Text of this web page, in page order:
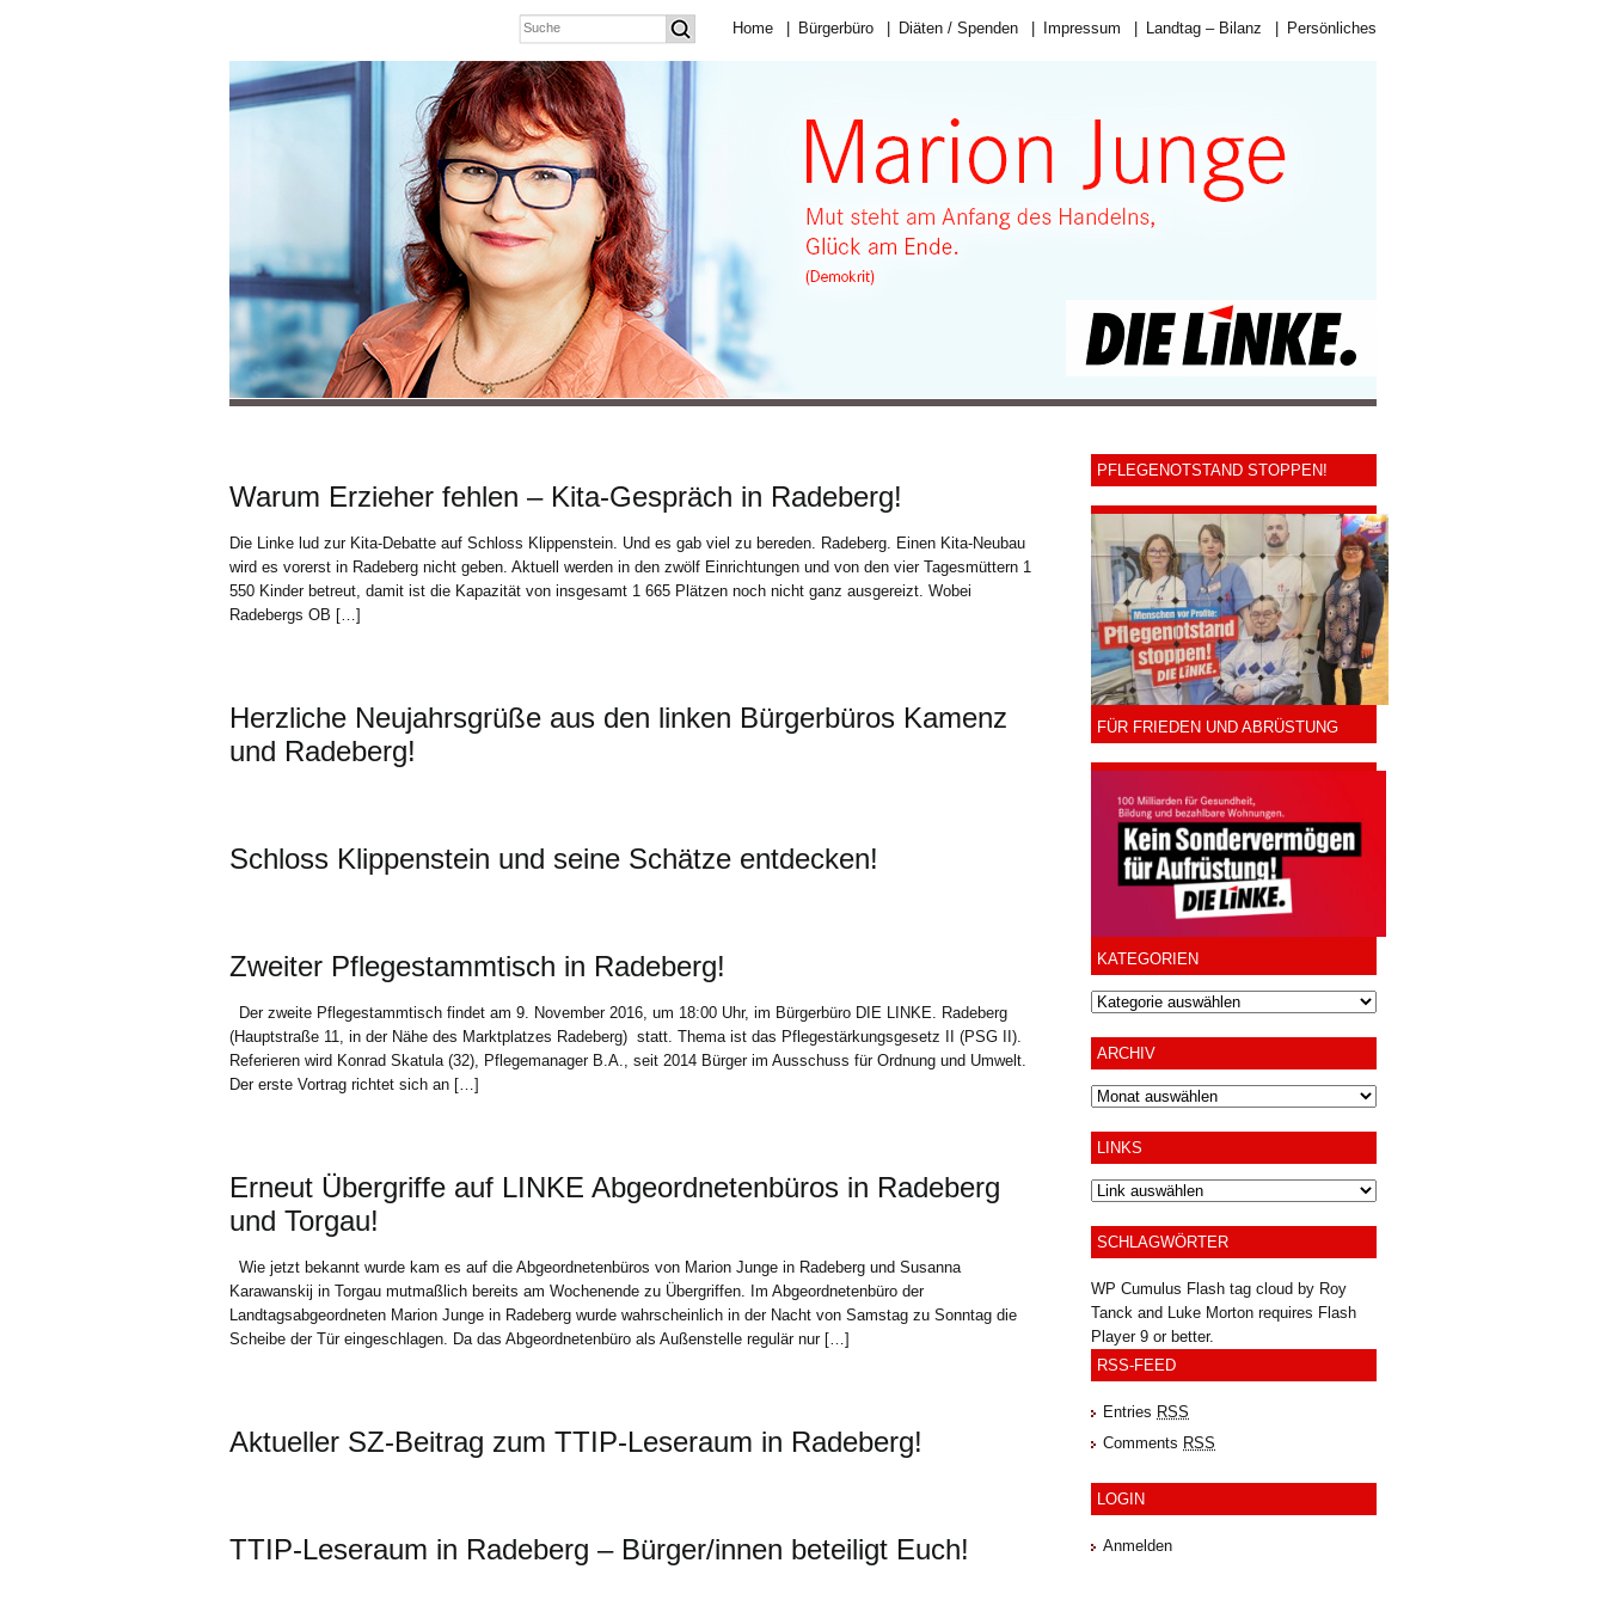
Home Bürgerbüro Diäten / Spenden Impressum Landtag – Bilanz Persönliches
Warum Erzieher fehlen – Kita-Gespräch in Radeberg!
Die Linke lud zur Kita-Debatte auf Schloss Klippenstein. Und es gab viel zu bereden. Radeberg. Einen Kita-Neubau
wird es vorerst in Radeberg nicht geben. Aktuell werden in den zwölf Einrichtungen und von den vier Tagesmüttern 1
550 Kinder betreut, damit ist die Kapazität von insgesamt 1 665 Plätzen noch nicht ganz ausgereizt. Wobei
Radebergs OB […]
Herzliche Neujahrsgrüße aus den linken Bürgerbüros Kamenz
und Radeberg!
Schloss Klippenstein und seine Schätze entdecken!
Zweiter Pflegestammtisch in Radeberg!
Der zweite Pflegestammtisch findet am 9. November 2016, um 18:00 Uhr, im Bürgerbüro DIE LINKE. Radeberg
(Hauptstraße 11, in der Nähe des Marktplatzes Radeberg) statt. Thema ist das Pflegestärkungsgesetz II (PSG II).
Referieren wird Konrad Skatula (32), Pflegemanager B.A., seit 2014 Bürger im Ausschuss für Ordnung und Umwelt.
Der erste Vortrag richtet sich an […]
Erneut Übergriffe auf LINKE Abgeordnetenbüros in Radeberg
und Torgau!
Wie jetzt bekannt wurde kam es auf die Abgeordnetenbüros von Marion Junge in Radeberg und Susanna
Karawanskij in Torgau mutmaßlich bereits am Wochenende zu Übergriffen. Im Abgeordnetenbüro der
Landtagsabgeordneten Marion Junge in Radeberg wurde wahrscheinlich in der Nacht von Samstag zu Sonntag die
Scheibe der Tür eingeschlagen. Da das Abgeordnetenbüro als Außenstelle regulär nur […]
Aktueller SZ-Beitrag zum TTIP-Leseraum in Radeberg!
TTIP-Leseraum in Radeberg – Bürger/innen beteiligt Euch!
PFLEGENOTSTAND STOPPEN!
FÜR FRIEDEN UND ABRÜSTUNG
KATEGORIEN
ARCHIV
Archiv
LINKS
SCHLAGWÖRTER
WP Cumulus Flash tag cloud by Roy
Tanck and Luke Morton requires Flash
Player9 or better.
RSS-FEED
Entries RSS
Comments RSS
LOGIN
Anmelden